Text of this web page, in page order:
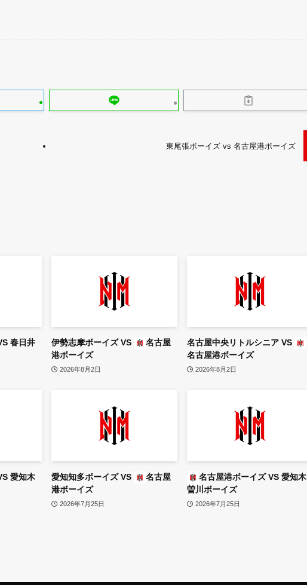
東尾張ボーイズ vs 名古屋港ボーイズ
春日井
伊勢志摩ボーイズVS
名古屋
港ボーイズ
2026年8月2日
名古屋中央リトルシニア VS
名古屋港ボーイズ
2026年8月2日
愛知木
愛知知多ボーイズVS
名古屋
港ボーイズ
2026年7月25日
名古屋港ボーイズVS 愛知木
曽川ボーイズ
2026年7月25日